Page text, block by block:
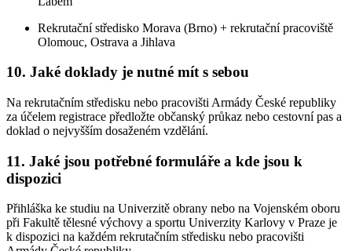
Rekrutační středisko Morava (Brno) + rekrutační pracoviště
Olomouc, Ostrava a Jihlava
10. Jaké doklady je nutné mít s sebou
Na rekrutačním středisku nebo pracovišti Armády České republiky
za účelem registrace předložte občanský průkaz nebo cestovní pas a
doklad o nejvyšším dosaženém vzdělání.
11. Jaké jsou potřebné formuláře a kde jsou k
dispozici
Přihláška ke studiu na Univerzitě obrany nebo na Vojenském oboru
při Fakultě tělesné výchovy a sportu Univerzity Karlovy v Praze je
k dispozici na každém rekrutačním středisku nebo pracovišti